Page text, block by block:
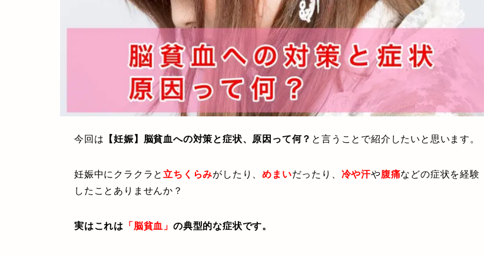
今回は 【妊娠】脳貧血への対策と症状、原因って何？ と言うことで紹介したいと思います。
妊娠中にクラクラと 立ちくらみがしたり、めまいだったり、 冷や汗や腹痛などの症状を経験
したことありませんか？
実はこれは 「脳貧血」 の典型的な症状です。